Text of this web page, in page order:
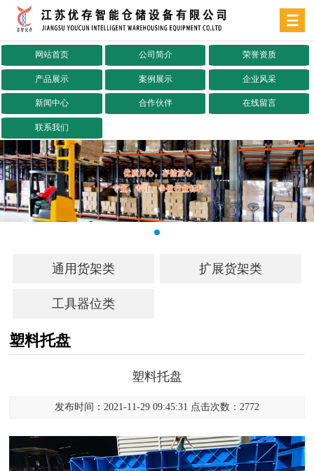
网站首页 公司简介 荣誉资质
产品展示 案例展示 企业风采
新闻中心 合作伙伴 在线留言
联系我们
通用货架类 扩展货架类
工具器位类
塑料托盘
塑料托盘
发布时间：2021-11-29 09:45:31 点击次数：2772